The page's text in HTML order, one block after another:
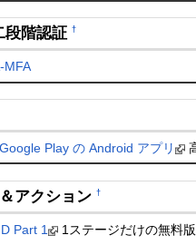
段階認証 †
MFA
Play の Android アプリ
アクション †
Part 1
1ステージだけの無料版